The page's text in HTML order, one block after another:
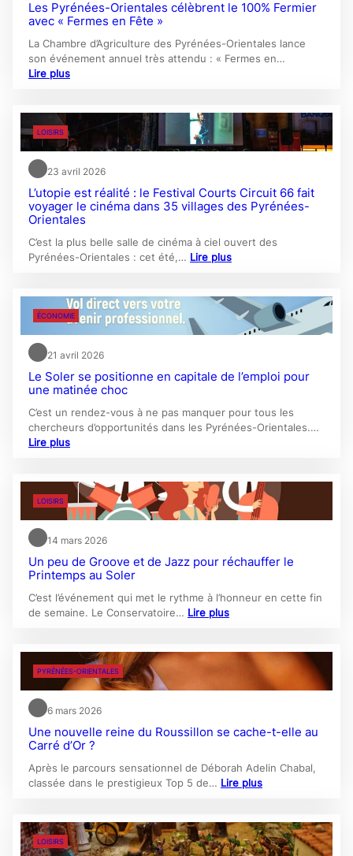
Les Pyrénées-Orientales célèbrent le 100% Fermier
avec « Fermes en Fête »
La Chambre d’Agriculture des Pyrénées-Orientales lance
son événement annuel très attendu : « Fermes en…
Lire plus
LOISIRS
23 avril 2026
L’utopie est réalité : le Festival Courts Circuit 66 fait
voyager le cinéma dans 35 villages des Pyrénées-
Orientales
C’est la plus belle salle de cinéma à ciel ouvert des
Pyrénées-Orientales : cet été,… Lire plus
ÉCONOMIE
21 avril 2026
Le Soler se positionne en capitale de l’emploi pour
une matinée choc
C’est un rendez-vous à ne pas manquer pour tous les
chercheurs d’opportunités dans les Pyrénées-Orientales.…
Lire plus
LOISIRS
14 mars 2026
Un peu de Groove et de Jazz pour réchauffer le
Printemps au Soler
C’est l’événement qui met le rythme à l’honneur en cette fin
de semaine. Le Conservatoire… Lire plus
PYRÉNÉES-ORIENTALES
6 mars 2026
Une nouvelle reine du Roussillon se cache-t-elle au
Carré d’Or ?
Après le parcours sensationnel de Déborah Adelin Chabal,
classée dans le prestigieux Top 5 de… Lire plus
LOISIRS